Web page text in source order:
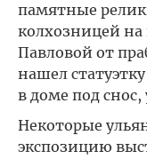
памятные
колхозницей
Павловой от
нашел
в доме под
Некоторые
экспозицию